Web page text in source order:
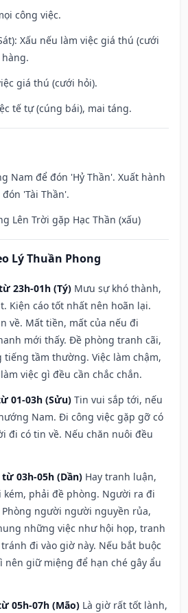
công việc.
Xấu nếu làm việc giá thú (cưới
giá thú (cưới hỏi).
tế tự (cúng bái), mai táng.
Nam để đón 'Hỷ Thần'. Xuất hành
'Tài Thần'.
Lên Trời gặp Hạc Thần (xấu)
Lý Thuần Phong
23h-01h (Tý) Mưu sự khó thành,
Kiện cáo tốt nhất nên hoãn lại.
về. Mất tiền, mất của nếu đi
mới thấy. Đề phòng tranh cãi,
tiếng tầm thường. Việc làm chậm,
việc gì đều cần chắc chắn.
01-03h (Sửu) Tin vui sắp tới, nếu
Nam. Đi công việc gặp gỡ có
đi có tin về. Nếu chăn nuôi đều
03h-05h (Dần) Hay tranh luận,
kém, phải đề phòng. Người ra đi
người người nguyền rủa,
những việc như hội họp, tranh
đi vào giờ này. Nếu bắt buộc
nên giữ miệng để hạn ché gây ẩu
05h-07h (Mão) Là giờ rất tốt lành,